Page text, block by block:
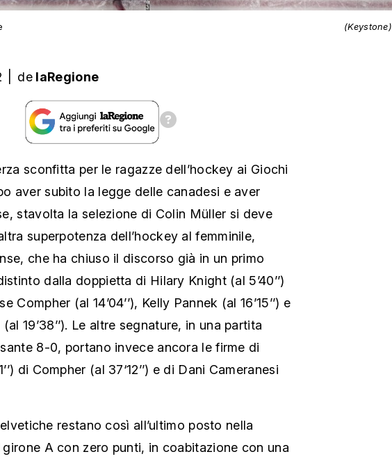
(Keystone)
de laRegione
sconfitta per le ragazze dell’hockey ai Giochi
aver subito la legge delle canadesi e aver
stavolta la selezione di Colin Müller si deve
superpotenza dell’hockey al femminile,
che ha chiuso il discorso già in un primo
dalla doppietta di Hilary Knight (al 5’40’’)
Compher (al 14’04’’), Kelly Pannek (al 16’15’’) e
19’38’’). Le altre segnature, in una partita
8-0, portano invece ancora le firme di
di Compher (al 37‘12’’) e di Dani Cameranesi
restano così all’ultimo posto nella
A con zero punti, in coabitazione con una